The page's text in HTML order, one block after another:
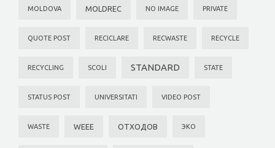
MOLDOVA MOLDREC NO IMAGE PRIVATE
QUOTE POST RECICLARE RECWASTE RECYCLE
RECYCLING SCOLI STANDARD STATE
STATUS POST UNIVERSITATI VIDEO POST
WASTE WEEE ОТХОДОВ ЭКО